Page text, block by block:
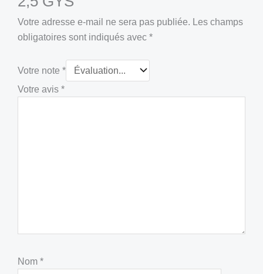
Votre adresse e-mail ne sera pas publiée. Les champs
obligatoires sont indiqués avec *
Votre note *
Votre avis *
Nom *